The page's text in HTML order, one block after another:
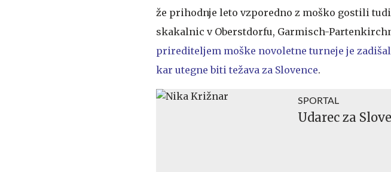
že prihodnje leto vzporedno z moško gostili
skakalnic v Oberstdorfu, Garmisch-
prirediteljem moške novoletne turneje je
kar utegne biti težava za Slovence.
SPORTAL
Udarec za